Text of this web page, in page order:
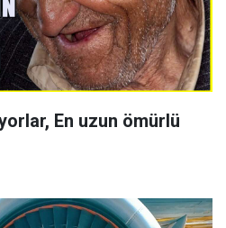
En uzun ömürlü